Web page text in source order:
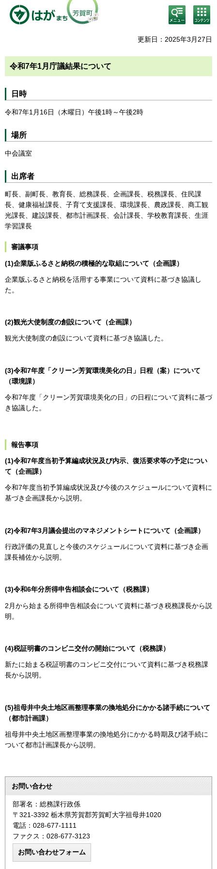
検
索・
メニ
コン
テン
ニュ
更新日：2025年3月27日
令和7年1月庁議結果について
日時
令和7年1月16日（木曜日）午後1時～午後2時
場所
中会議室
出席者
町長、副町長、教育長、総務課長、企画課長、税務課長、住民課
長、健康福祉課長、子育て支援課長、環境課長、農政課長、商工観
光課長、建設課長、都市計画課長、会計課長、学校教育課長、生涯
学習課長
審議事項
(1)企業版ふるさと納税の積極的な取組について（企画課）
企業版ふるさと納税を活用する事業について資料に基づき協議し
た。
(2)観光大使制度の創設について（企画課）
観光大使制度の創設について資料に基づき協議した。
(3)令和7年度「クリーン芳賀環境美化の日」日程（案）について
（環境課）
令和7年度「クリーン芳賀環境美化の日」の日程について資料に基づ
き協議した。
報告事項
(1)令和7年度当初予算編成状況及び内示、復活要求等の予定につい
て（企画課）
令和7年度当初予算編成状況及び今後のスケジュールについて資料に
基づき企画課長から説明。
(2)令和7年3月議会提出のマネジメントシートについて（企画課）
行政評価の見直しと今後のスケジュールについて資料に基づき企画
課長補佐から説明。
(3)令和6年分所得申告相談会について（税務課）
2月から始まる所得申告相談会について資料に基づき税務課長から説
明。
(4)税証明書のコンビニ交付の開始について（税務課）
新たに始まる税証明書のコンビニ交付について資料に基づき税務課
長から説明。
(5)祖母井中央土地区画整理事業の換地処分にかかる諸手続について
（都市計画課）
祖母井中央土地区画整理事業の換地処分にかかる時期及び諸手続に
ついて都市計画課長から説明。
お問い合わせ
部署名：総務課行政係
〒321-3392 栃木県芳賀郡芳賀町大字祖母井1020
電話：028-677-1111
ファクス：028-677-3123